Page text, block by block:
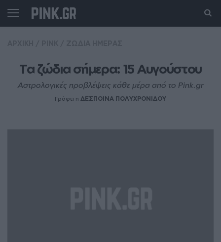
Τα ζώδια σήμερα: 15 Αυγούστου
Αστρολογικές προβλέψεις κάθε μέρα από το Pink.gr
Γράφει η ΔΕΣΠΟΙΝΑ ΠΟΛΥΧΡΟΝΙΔΟΥ